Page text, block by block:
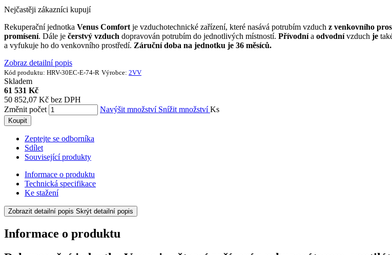
Nejčastěji zákazníci kupují
Rekuperační jednotka Venus Comfort je vzduchotechnické zařízení, které nasává potrubím vzduch z venkovního
promísení. Dále je čerstvý vzduch dopravován potrubím do jednotlivých místností. Přívodnía odvodnívzduch je
a vyfukuje ho do venkovního prostředí. Záruční doba na jednotku je 36 měsíců.
Zobraz detailní popis
Kód produktu: HRV-30EC-E-74-R Výrobce: 2VV
Skladem
61 531 Kč
50 852,07 Kč bez DPH
Změnit počet
Navýšit množství Snížit množstvíKs
Koupit
Zeptejte se odborníka
Sdílet
Související produkty
Informace o produktu
Technická specifikace
Ke stažení
Zobrazit detailní popis Skrýt detailní popis
Informace o produktu